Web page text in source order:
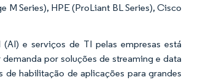
M Series), HPE (ProLiant BL Series), Cisco
e serviços de TI pelas empresas está
por soluções de streaming e data
habilitação de aplicações para grandes